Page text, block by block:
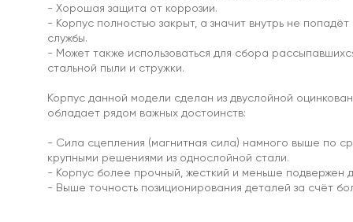
под
Прорезиненные
крепления
креплений
- Хорошая защита от коррозии.
- Корпус полностью закрыт, а значит внутрь не
службы.
- Может также использоваться для сбора
стальной пыли и стружки.
Корпус данной модели сделан из двуслойной
обладает рядом важных достоинств:
- Сила сцепления (магнитная сила) намного выше по
крупными решениями из однослойной стали.
- Корпус более прочный, жесткий и меньше подвержен
- Выше точность позиционирования деталей за счёт